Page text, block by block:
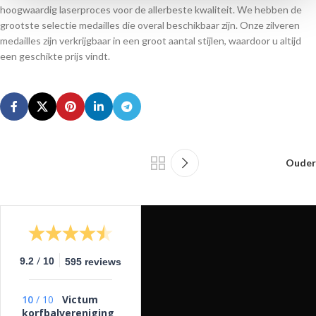
hoogwaardig laserproces voor de allerbeste kwaliteit. We hebben de
grootste selectie medailles die overal beschikbaar zijn. Onze zilveren
medailles zijn verkrijgbaar in een groot aantal stijlen, waardoor u altijd
een geschikte prijs vindt.
Ouder
9.2 / 10 595 reviews
10 / 10
Victum
korfbalvereniging